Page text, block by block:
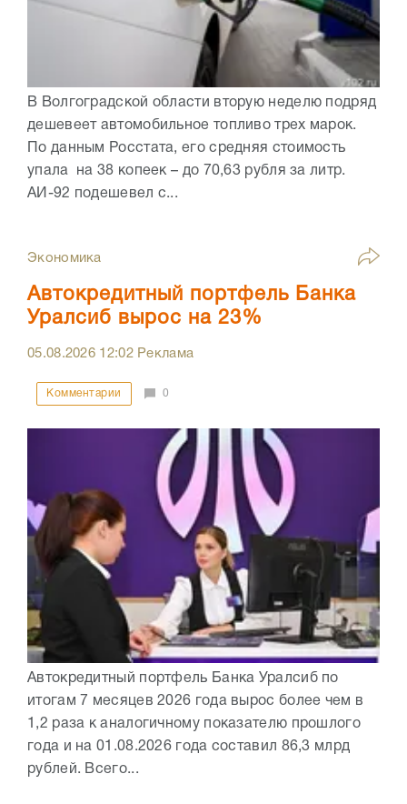
В Волгоградской области вторую неделю подряд
дешевеет автомобильное топливо трех марок.
По данным Росстата, его средняя стоимость
упала на 38 копеек – до 70,63 рубля за литр.
АИ-92 подешевел с...
Экономика
Автокредитный портфель Банка
Уралсиб вырос на 23%
05.08.2026 12:02Реклама
Комментарии 0
Автокредитный портфель Банка Уралсиб по
итогам 7 месяцев 2026 года вырос более чем в
1,2 раза к аналогичному показателю прошлого
года и на 01.08.2026 года составил 86,3 млрд
рублей. Всего...